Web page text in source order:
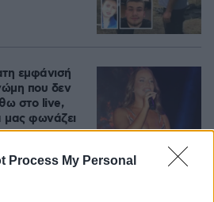
Process My Personal
εμφάνισή
που δεν
στο live,
μας φωνάζει
21